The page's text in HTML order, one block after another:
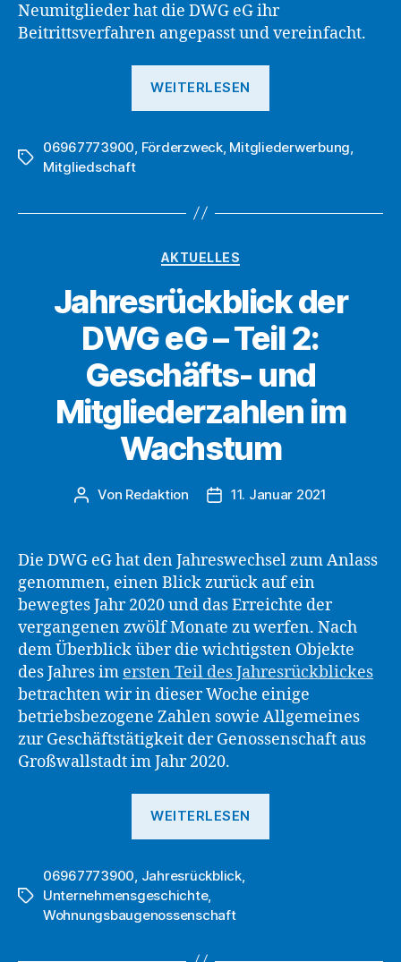
Neumitglieder hat die DWG eG ihr
Beitrittsverfahren angepasst und vereinfacht.
WEITERLESEN
händische
Beitrittsantrag“
Schlagwörter
06967773900 Förderzweck, Mitgliederwerbung
Mitgliedschaft
Kategorien
AKTUELLES
Jahresrückblick der
DWG eG – Teil 2:
Geschäfts- und
Mitgliederzahlen im
Wachstum
Beitragsautor
Von Redaktion Beitragsdatum
11. Januar 2021
Die DWG eG hat den Jahreswechsel zum Anlass
genommen, einen Blick zurück auf ein
bewegtes Jahr 2020 und das Erreichte der
vergangenen zwölf Monate zu werfen. Nach
dem Überblick über die wichtigsten Objekte
des Jahres im ersten Teil des Jahresrückblickes
betrachten wir in dieser Woche einige
betriebsbezogene Zahlen sowie Allgemeines
zur Geschäftstätigkeit der Genossenschaft aus
Großwallstadt im Jahr 2020.
WEITERLESEN
Schlagwörter
06967773900 Jahresrückblick,
Unternehmensgeschichte,
Wohnungsbaugenossenschaft